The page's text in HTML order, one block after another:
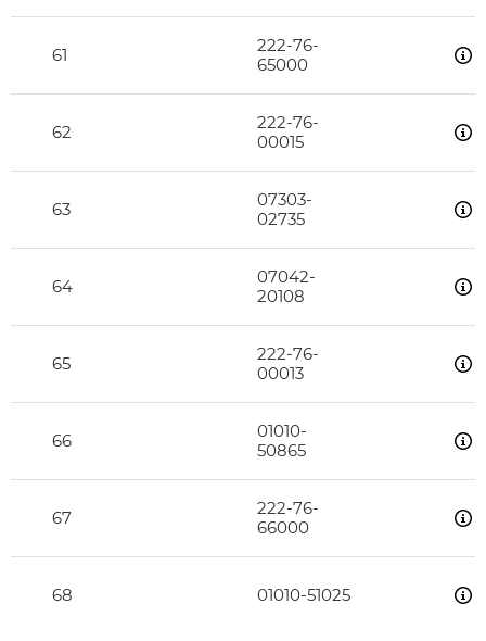
61
222-76-
65000
62
222-76-
00015
63
07303-
02735
64
07042-
20108
65
222-76-
00013
66
01010-
50865
67
222-76-
66000
68 01010-51025